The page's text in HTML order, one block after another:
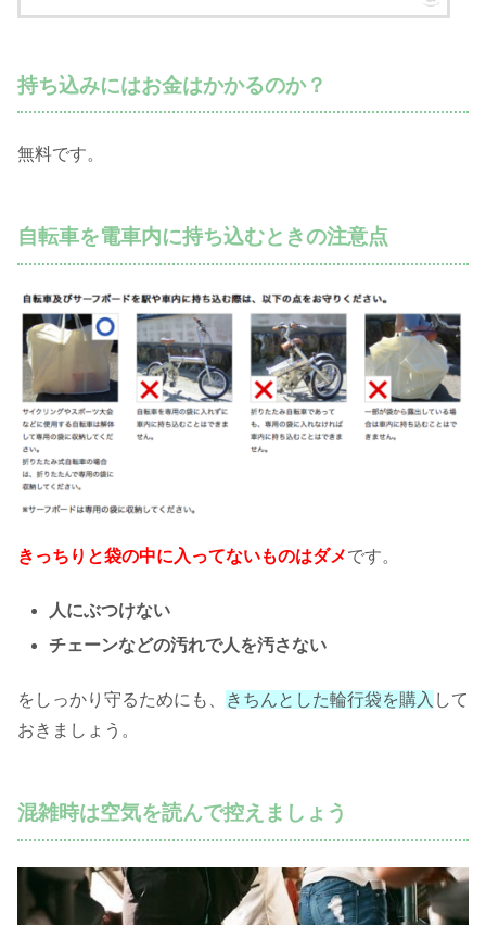
持ち込みにはお金はかかるのか？
無料です。
自転車を電車内に持ち込むときの注意点
きっちりと袋の中に入ってないものはダメです。
人にぶつけない
チェーンなどの汚れで人を汚さない
をしっかり守るためにも、 きちんとした輪行袋を購入 して
おきましょう。
混雑時は空気を読んで控えましょう